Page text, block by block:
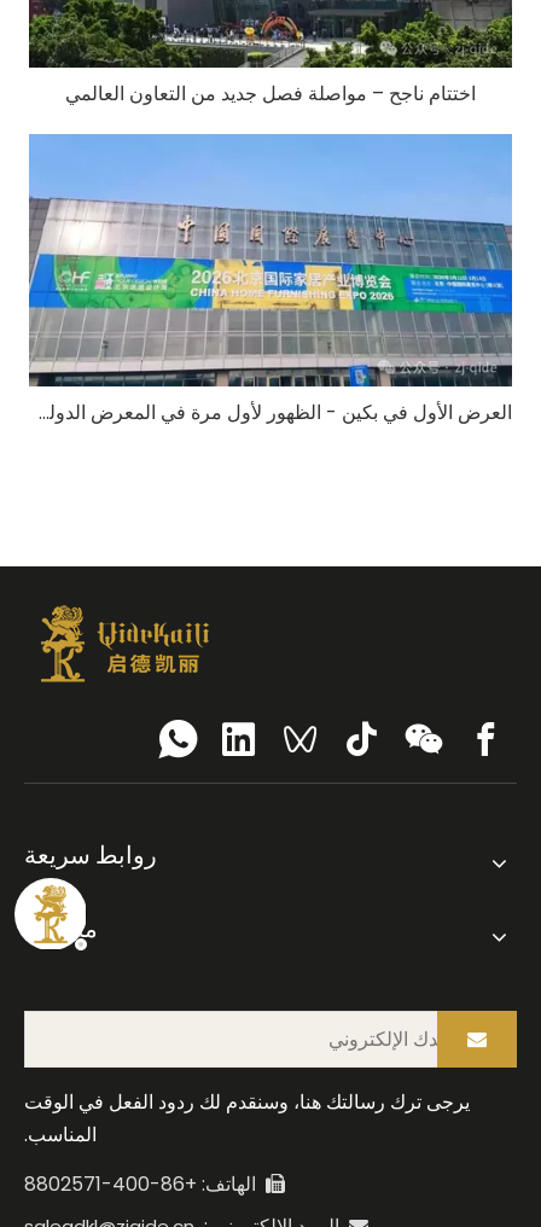
اختتام ناجح – مواصلة فصل جديد من التعاون العالمي
العرض الأول في بكين - الظهور لأول مرة في المعرض الدولي لتأثيث المنزل
روابط سريعة
منتجات
يرجى ترك رسالتك هنا، وسنقدم لك ردود الفعل في الوقت
المناسب.
 الهاتف: +86-400-8802571